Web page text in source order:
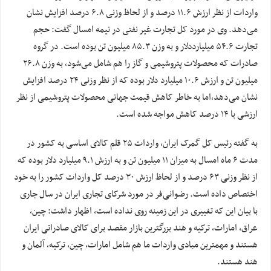
واردات از نظر ارزش ۱۱.۶ درصد و از لحاظ وزنی ۶.۸ درصد افزایش نشان
می‌دهد. وی در مورد کل تجارت غیر نفتی در نیمه امسال گفت: حجم
تجارت ۵۴.۶ میلیارددلار و به وزن ۸۵.۳ میلیون تن بوده است. در گروه
صادرات که محصولات پتروشیمی و گاز را هم شامل می‌شود، به وزن ۲۶.۸
میلیون تن و ارزش ۱۰.۶ میلیارد دلار بوده که از نظر وزنی ۲۴ درصد افزایش
نشان می‌دهد،‌اما به خاطر کاهش قیمت جهانی محصولات پتروشیمی از نظر
ارزشی با ۱۴ درصد کاهش مواجه شده است.
به گفته رئیس کل گمرک ایران، واردات ۲۵ قلم کالای اساسی به کشور در
مدت ۶ ماه امسال به میزان ۱۱ میلیون تن و به ارزش ۹.۱ میلیارد دلار بوده که
از نظر وزنی ۶۳ درصد و از لحاظ ارزش ۳۰ درصد کل واردات کشور را به خود
اختصاص داده است. رضوانی‌فر در مورد شرکای تجاری ایران در سال جاری
با بیان این که تغییری در این زمینه روی نداده است،‌ اظهار داشت: چین،‌
عراق،‌ امارات،‌ ترکیه و هند بزرگترین بازار مقصد برای کالای صادراتی ایران
هستند و مهمترین مبادی واردات ما هم شامل امارات، چین، ترکیه، آلمان و
هند هستند.